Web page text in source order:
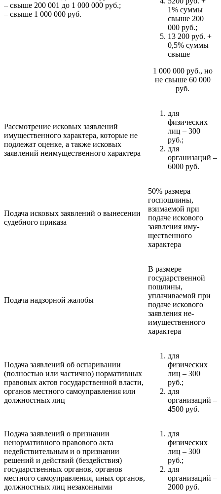
– свыше 200 001 до 1 000 000 руб.;
– свыше 1 000 000 руб.
1% суммы
свыше 200
000 руб.;
13 200 руб. +
0,5% суммы
свыше
1 000 000 руб., но
не свыше 60 000
руб.
Рассмотрение исковых заявлений
имущественного характера, которые не
подлежат оценке, а также исковых
заявлений неимущественного характера
для
физических
лиц – 300
руб.;
для
организаций –
6000 руб.
Подача исковых заявлений o вынесении
судебного приказа
50% размера
госпошлины,
взимаемой при
подаче искового
заявления иму-
щественного
характера
Подача надзорной жалобы
В размере
государственной
пошлины,
уплачиваемой при
подаче искового
заявления не-
имущественного
характера
Подача заявлений об оспаривании
(полностью или частично) нормативных
правовых актов государственной власти,
органов местного самоуправления или
должностных лиц
для
физических
лиц – 300
руб.;
для
организаций –
4500 руб.
Подача заявлений о признании
ненормативного правового акта
недействительным и о признании
решений и действий (бездействия)
государственных органов, органов
местного самоуправления, иных органов,
должностных лиц незаконными
для
физических
лиц – 300
руб.;
для
организаций –
2000 руб.